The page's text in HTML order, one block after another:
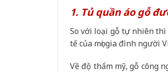
1. Tủ quần áo gỗ
So với loại gỗ tự nhiên
tế của mọi gia đình người
Về độ thẩm mỹ, gỗ công